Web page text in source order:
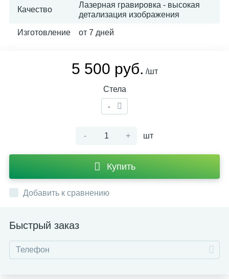
Качество
Лазерная гравировка - высокая
детализация изображения
Изготовление от 7 дней
5 500 руб. /шт
Стела
-
- + шт
Купить
Добавить к сравнению
Быстрый заказ